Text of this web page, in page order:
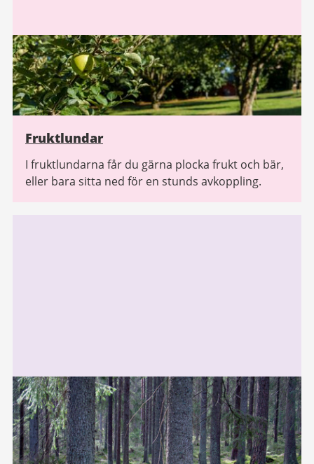
Fruktlundar
I fruktlundarna får du gärna plocka frukt och bär,
eller bara sitta ned för en stunds avkoppling.